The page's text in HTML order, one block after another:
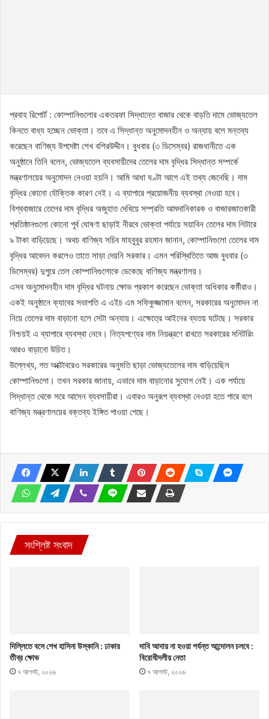
প্রবাহ রিপোর্ট : কোম্পানিগুলোর একতরফা সিদ্ধান্তে বাজার থেকে বাড়তি দামে ভোজ্যতেল
কিনতে বাধ্য হচ্ছেন ভোক্তা। তবে এ সিদ্ধান্ত অনুমোদনহীন ও অন্যায় বলে মন্তব্য
করেছেন বাণিজ্য উপদেষ্টা শেখ বশিরউদ্দীন। বুধবার (৩ ডিসেম্বর) রাজধানীতে এক
অনুষ্ঠানে তিনি বলেন, ভোজ্যতেল ব্যবসায়ীদের তেলের দাম বৃদ্ধির সিদ্ধান্ত সম্পর্কে
মন্ত্রণালয়ের অনুমোদন নেওয়া হয়নি। আমি আধা ঘণ্টা আগে এই তথ্য জেনেছি। দাম
বৃদ্ধির কোনো যৌক্তিক কারণ নেই। এ ব্যাপারে প্রয়োজনীয় ব্যবস্থা নেওয়া হবে।
বিশ্ববাজারে তেলের দাম বৃদ্ধির অজুহাত দেখিয়ে সম্প্রতি আমদানিকারক ও বাজারজাতকারী
প্রতিষ্ঠানগুলো কোনো পূর্ব ঘোষণা ছাড়াই নীরবে ভোক্তা পর্যায়ে সয়াবিন তেলের দাম লিটারে
৯ টাকা বাড়িয়েছে। অথচ বাণিজ্য সচিব মাহবুবুর রহমান জানান, কোম্পানিগুলো তেলের দাম
বৃদ্ধির আবেদন করলেও তাতে সাড়া দেয়নি সরকার। এমন পরিস্থিতিতে আজ বুধবার (৩
ডিসেম্বর) দুপুরে তেল কোম্পানিগুলোকে ডেকেছে বাণিজ্য মন্ত্রণালয়।
এসব অনুমোদনহীন দাম বৃদ্ধির ঘটনায় ক্ষোভ প্রকাশ করেছেন ভোক্তা অধিকার কর্মীরাও।
একই অনুষ্ঠানে ক্যাবের সভাপতি এ এইচ এম সফিকুজ্জামান বলেন, সরকারের অনুমোদন না
নিয়ে তেলের দাম বাড়ানো হলে সেটা অন্যায়। এক্ষেত্রে আইনের ব্যতয় ঘটেছে। সরকার
নিশ্চয়ই এ ব্যাপারে ব্যবস্থা নেবে। নিত্যপণ্যের দাম নিয়ন্ত্রণে রাখতে সরকারের মনিটরিং
আরও বাড়ানো উচিত।
উল্লেখ্য, গত অক্টোবরেও সরকারের অনুমতি ছাড়া ভোজ্যতেলের দাম বাড়িয়েছিল
কোম্পানিগুলো। তখন সরকার জানায়, এভাবে দাম বাড়ানোর সুযোগ নেই। এক পর্যায়ে
সিদ্ধান্ত থেকে সরে আসেন ব্যবসায়ীরা। এবারও অনুরূপ ব্যবস্থা নেওয়া হতে পারে বলে
বাণিজ্য মন্ত্রণালয়ের বক্তব্য ইঙ্গিত পাওয়া গেছে।
সংশ্লিষ্ট সংবাদ
দিল্লিতে বসে শেখ হাসিনা উস্কানি : ঢাকার
তীব্র ক্ষোভ
৭ আগস্ট, ২০২৬
দাবি আদায় না হওয়া পর্যন্ত আন্দোলন চলবে :
বিরোধীদলীয় নেতা
৭ আগস্ট, ২০২৬